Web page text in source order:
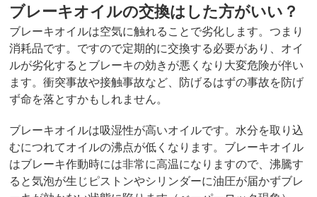
ブレーキオイルの交換はした方がいい？
ブレーキオイルは空気に触れることで劣化します。つまり
消耗品です。ですので定期的に交換する必要があり、オイ
ルが劣化するとブレーキの効きが悪くなり大変危険が伴い
ます。衝突事故や接触事故など、防げるはずの事故を防げ
ず命を落とすかもしれません。
ブレーキオイルは吸湿性が高いオイルです。水分を取り込
むにつれてオイルの沸点が低くなります。ブレーキオイル
はブレーキ作動時には非常に高温になりますので、沸騰す
ると気泡が生じピストンやシリンダーに油圧が届かずブレ